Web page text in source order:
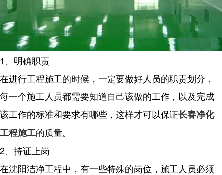
1、明确职责
在进行工程施工的时候，一定要做好人员的职责划分，
每一个施工人员都需要知道自己该做的工作，以及完成
该工作的标准和要求有哪些，这样才可以保证长春净化
工程施工的质量。
2、持证上岗
在沈阳洁净工程中，有一些特殊的岗位，施工人员必须